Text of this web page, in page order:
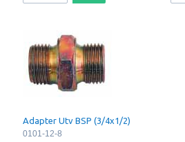
Adapter Utv BSP (3/4x1/2)
0101-12-8